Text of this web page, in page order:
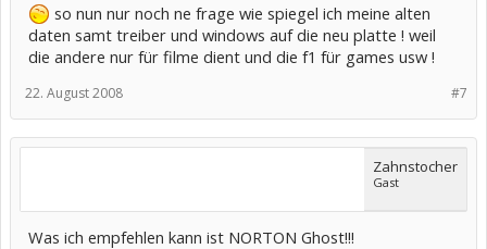
so nun nur noch ne frage wie spiegel ich meine alten
daten samt treiber und windows auf die neu platte ! weil
die andere nur für filme dient und die f1 für games usw !
#7
22. August 2008
Zahnstocher
Gast
Was ich empfehlen kann ist NORTON Ghost!!!